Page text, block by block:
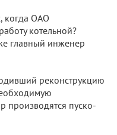
когда ОАО
котельной?
главный инженер
реконструкцию
производятся пуско-